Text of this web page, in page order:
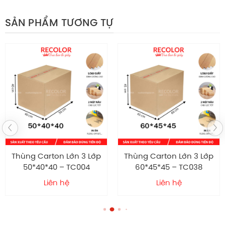
đồng bộ và chuyên nghiệp.
Chất liệu giấy:Sử dụng giấy carton chất lượng tốt
3
Loại sóng:
Kích thước:32*22*17 cm
Kiểu dáng:Dạng thùng nắp chồng tiêu chuẩn
Quy cách in ấn: Công nghệ in Flexo 2 màu
SẢN PHẨM TƯƠNG TỰ
Thùng Carton Lớn 3 Lớp
50*40*40 – TC004
Liên hệ
Thùng Carton Lớn 3 Lớp
60*45*45 – TC038
Liên hệ